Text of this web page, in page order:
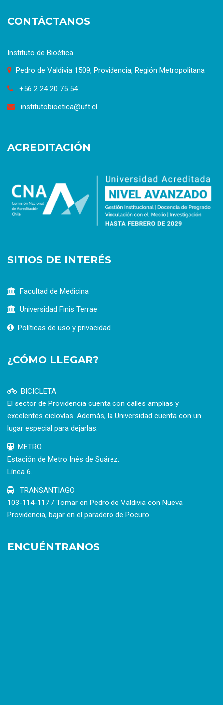
CONTÁCTANOS
Instituto de Bioética
Pedro de Valdivia 1509, Providencia, Región Metropolitana
+56 2 24 20 75 54
institutobioetica@uft.cl
ACREDITACIÓN
SITIOS DE INTERÉS
Facultad de Medicina
Universidad Finis Terrae
Políticas de uso y privacidad
¿CÓMO LLEGAR?
BICICLETA
El sector de Providencia cuenta con calles amplias y
excelentes ciclovías. Además, la Universidad cuenta con un
lugar especial para dejarlas.
METRO
Estación de Metro Inés de Suárez.
Línea 6.
TRANSANTIAGO
103-114-117 / Tomar en Pedro de Valdivia con Nueva
Providencia, bajar en el paradero de Pocuro.
ENCUÉNTRANOS